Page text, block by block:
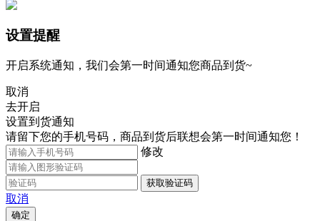
设置提醒
开启系统通知，我们会第一时间通知您商品到货~
取消
去开启
设置到货通知
请留下您的手机号码，商品到货后联想会第一时间通知您！
修改
获取验证码
取消
确定